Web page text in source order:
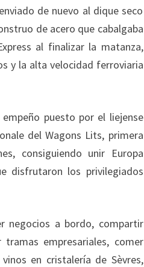
de nuevo al dique seco
de acero que cabalgaba
al finalizar la matanza,
y la alta velocidad ferroviaria
puesto por el liejense
del Wagons Lits, primera
consiguiendo unir Europa
disfrutaron los privilegiados
negocios a bordo, compartir
empresariales, comer
en cristalería de Sèvres,